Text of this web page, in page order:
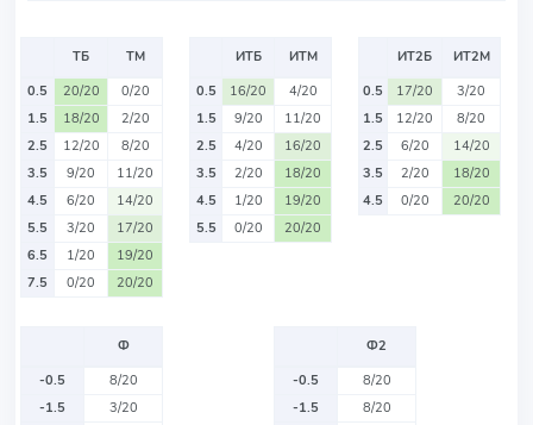
ТБ
ТМ
0.5
20/20
0/20
1.5
18/20
2/20
2.5
12/20
8/20
3.5
9/20
11/20
4.5
6/20
14/20
5.5
3/20
17/20
6.5
1/20
19/20
7.5
0/20 20/20
ИТБ
ИТМ
0.5
16/20
4/20
1.5
9/20
11/20
2.5
4/20
16/20
3.5
2/20
18/20
4.5
1/20
19/20
5.5
0/20 20/20
ИТ2Б
ИТ2М
0.5
17/20
3/20
1.5
12/20
8/20
2.5
6/20
14/20
3.5
2/20
18/20
4.5
0/20 20/20
Ф
-0.5
8/20
-1.5
3/20
Ф2
-0.5
8/20
-1.5
8/20